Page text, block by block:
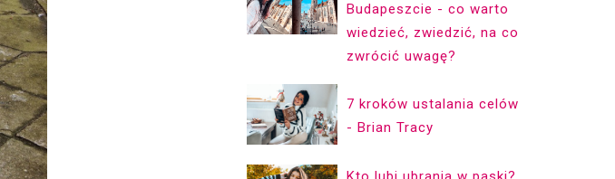
Budapeszcie - co warto
wiedzieć, zwiedzić, na co
zwrócić uwagę?
7 kroków ustalania celów
- Brian Tracy